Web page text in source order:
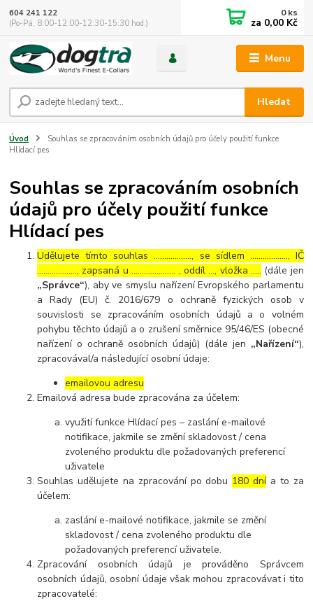
Menu
Hledat
604 241 122
(Po-Pá, 8:00-12:00-12:30-15:30 hod.)
0ks
za 0,00 Kč
Úvod
Souhlas se zpracováním osobních údajů pro účely použití funkce
Hlídací pes
Souhlas se zpracováním osobních
údajů pro účely použití funkce
Hlídací pes
Udělujete tímto souhlas ……………..., se sídlem ………………, IČ
………………., zapsaná u ………………… , oddíl …, vložka ….. (dále jen
„Správce“), aby ve smyslu nařízení Evropského parlamentu
a Rady (EU) č. 2016/679 o ochraně fyzických osob v
souvislosti se zpracováním osobních údajů a o volném
pohybu těchto údajů a o zrušení směrnice 95/46/ES (obecné
nařízení o ochraně osobních údajů) (dále jen „Nařízení“),
zpracovával/a následující osobní údaje:
emailovou adresu
Emailová adresa bude zpracována za účelem:
využití funkce Hlídací pes – zaslání e-mailové
notifikace, jakmile se změní skladovost / cena
zvoleného produktu dle požadovaných preferencí
uživatele
Souhlas udělujete na zpracování po dobu 180 dnía to za
účelem:
zaslání e-mailové notifikace, jakmile se změní
skladovost / cena zvoleného produktu dle
požadovaných preferencí uživatele.
Zpracování osobních údajů je prováděno Správcem
osobních údajů, osobní údaje však mohou zpracovávat i tito
zpracovatelé: